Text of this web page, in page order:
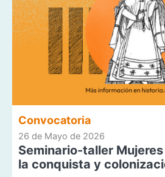
Convocatoria
26 de Mayo de 2026
Seminario-taller
la conquista y